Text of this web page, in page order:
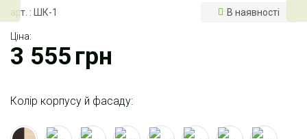
проектування
арт. : ШК-1 В наявності
Ціна:
3 555грн
Колір корпусу й фасаду: